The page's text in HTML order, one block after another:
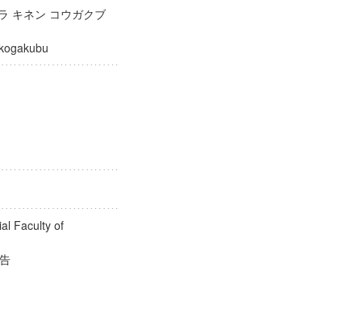
キネン コウガクブ
kogakubu
Faculty of
告